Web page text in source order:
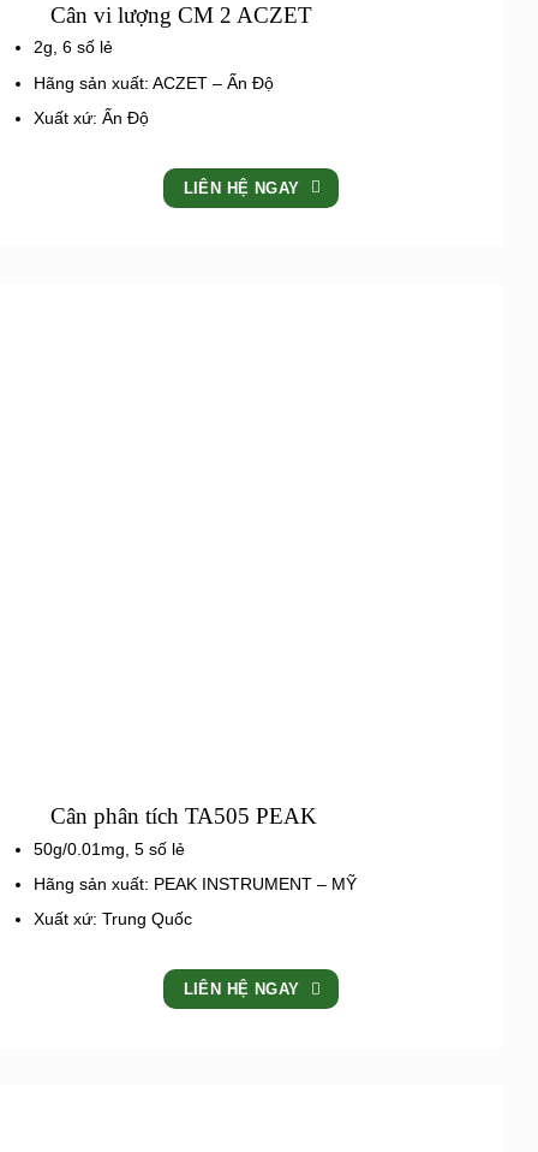
Cân vi lượng CM 2 ACZET
2g, 6 số lẻ
Hãng sản xuất: ACZET – Ấn Độ
Xuất xứ: Ấn Độ
LIÊN HỆ NGAY
Cân phân tích TA505 PEAK
50g/0.01mg, 5 số lẻ
Hãng sản xuất: PEAK INSTRUMENT – MỸ
Xuất xứ: Trung Quốc
LIÊN HỆ NGAY